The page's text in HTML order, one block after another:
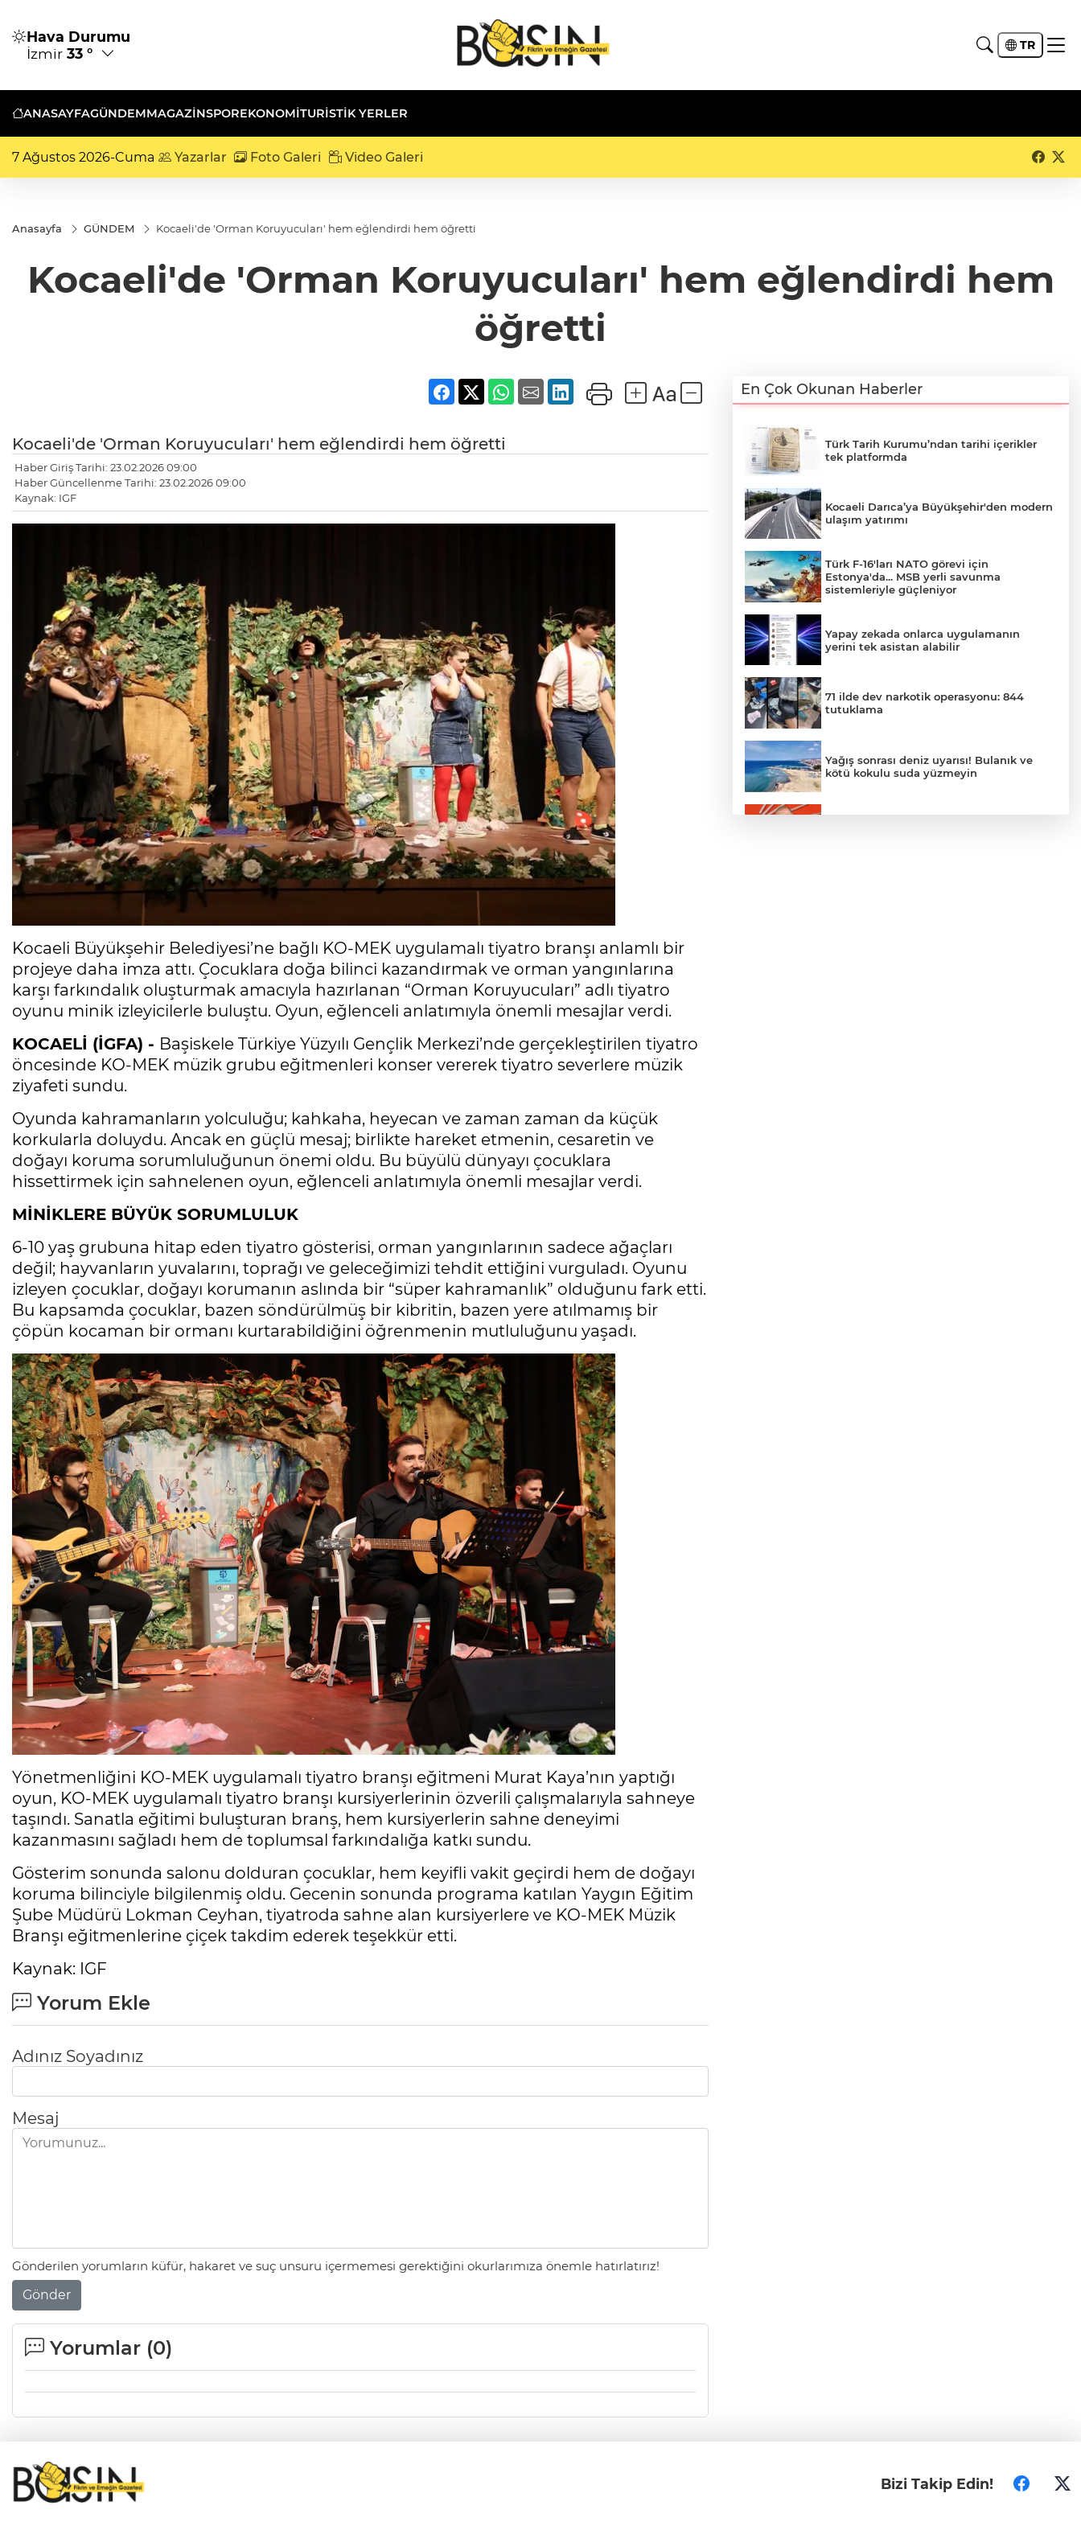
Hava Durumu
İzmir 33 ° TR
ANASAYFAGÜNDEMMAGAZİNSPOREKONOMİTURISTIK YERLER
7 Ağustos 2026-Cuma Yazarlar Foto Galeri Video Galeri
Anasayfa GÜNDEM Kocaeli'de 'Orman Koruyucuları' hem eğlendirdi hem öğretti
Kocaeli'de 'Orman Koruyucuları' hem eğlendirdi hem
öğretti
Kocaeli'de 'Orman Koruyucuları' hem eğlendirdi hem öğretti
Haber Giriş Tarihi: 23.02.2026 09:00
Haber Güncellenme Tarihi: 23.02.2026 09:00
Kaynak: IGF
Kocaeli Büyükşehir Belediyesi’ne bağlı KO-MEK uygulamalı tiyatro branşı anlamlı bir
projeye daha imza attı. Çocuklara doğa bilinci kazandırmak ve orman yangınlarına
karşı farkındalık oluşturmak amacıyla hazırlanan “Orman Koruyucuları” adlı tiyatro
oyunu minik izleyicilerle buluştu. Oyun, eğlenceli anlatımıyla önemli mesajlar verdi.
KOCAELİ (İGFA) - Başiskele Türkiye Yüzyılı Gençlik Merkezi’nde gerçekleştirilen tiyatro
öncesinde KO-MEK müzik grubu eğitmenleri konser vererek tiyatro severlere müzik
ziyafeti sundu.
Oyunda kahramanların yolculuğu; kahkaha, heyecan ve zaman zaman da küçük
korkularla doluydu. Ancak en güçlü mesaj; birlikte hareket etmenin, cesaretin ve
doğayı koruma sorumluluğunun önemi oldu. Bu büyülü dünyayı çocuklara
hissettirmek için sahnelenen oyun, eğlenceli anlatımıyla önemli mesajlar verdi.
MİNİKLERE BÜYÜK SORUMLULUK
6-10 yaş grubuna hitap eden tiyatro gösterisi, orman yangınlarının sadece ağaçları
değil; hayvanların yuvalarını, toprağı ve geleceğimizi tehdit ettiğini vurguladı. Oyunu
izleyen çocuklar, doğayı korumanın aslında bir “süper kahramanlık” olduğunu fark etti.
Bu kapsamda çocuklar, bazen söndürülmüş bir kibritin, bazen yere atılmamış bir
çöpün kocaman bir ormanı kurtarabildiğini öğrenmenin mutluluğunu yaşadı.
Yönetmenliğini KO-MEK uygulamalı tiyatro branşı eğitmeni Murat Kaya’nın yaptığı
oyun, KO-MEK uygulamalı tiyatro branşı kursiyerlerinin özverili çalışmalarıyla sahneye
taşındı. Sanatla eğitimi buluşturan branş, hem kursiyerlerin sahne deneyimi
kazanmasını sağladı hem de toplumsal farkındalığa katkı sundu.
Gösterim sonunda salonu dolduran çocuklar, hem keyifli vakit geçirdi hem de doğayı
koruma bilinciyle bilgilenmiş oldu. Gecenin sonunda programa katılan Yaygın Eğitim
Şube Müdürü Lokman Ceyhan, tiyatroda sahne alan kursiyerlere ve KO-MEK Müzik
Branşı eğitmenlerine çiçek takdim ederek teşekkür etti.
Kaynak: IGF
Yorum Ekle
Adınız Soyadınız
Mesaj
Gönderilen yorumların küfür, hakaret ve suç unsuru içermemesi gerektiğini okurlarımıza önemle hatırlatırız!
Gönder
Yorumlar (0)
En Çok Okunan Haberler
Türk Tarih Kurumu’ndan tarihi içerikler
tek platformda
Kocaeli Darıca’ya Büyükşehir'den modern
ulaşım yatırımı
Türk F-16'ları NATO görevi için
Estonya'da... MSB yerli savunma
sistemleriyle güçleniyor
Yapay zekada onlarca uygulamanın
yerini tek asistan alabilir
71 ilde dev narkotik operasyonu: 844
tutuklama
Yağış sonrası deniz uyarısı! Bulanık ve
kötü kokulu suda yüzmeyin
Bizi Takip Edin!